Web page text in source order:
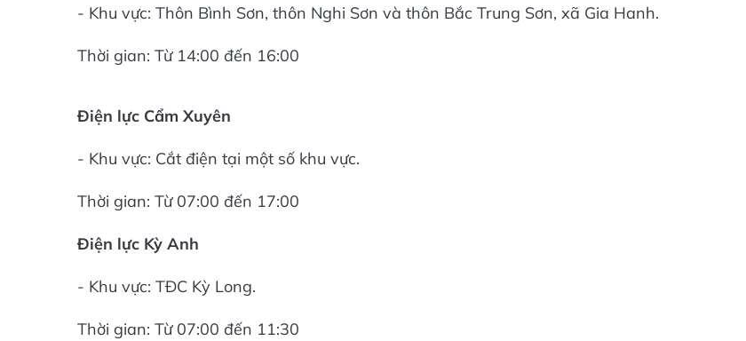
- Khu vực: Thôn Bình Sơn, thôn Nghi Sơn và thôn Bắc Trung Sơn, xã Gia Hanh.
Thời gian: Từ 14:00 đến 16:00
Điện lực Cẩm Xuyên
- Khu vực: Cắt điện tại một số khu vực.
Thời gian: Từ 07:00 đến 17:00
Điện lực Kỳ Anh
- Khu vực: TĐC Kỳ Long.
Thời gian: Từ 07:00 đến 11:30